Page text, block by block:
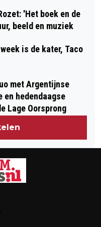
'Het boek en de
beeld en muziek
is de kater, Taco
met Argentijnse
hedendaagse
Lage Oorsprong